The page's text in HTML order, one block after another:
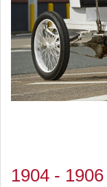
1904 -